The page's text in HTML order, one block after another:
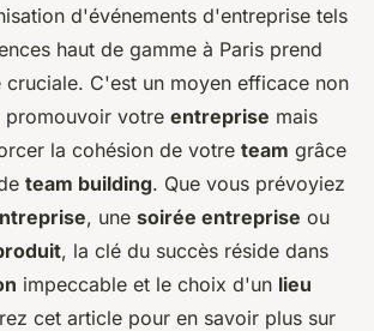
2023•2 min de lecture
d'événements d'entreprise tels
haut de gamme à Paris prend
cruciale. C'est un moyen efficace non
promouvoir votre entreprise mais
la cohésion de votre team grâce
team building. Que vous prévoyiez
, une soirée entreprise ou
, la clé du succès réside dans
impeccable et le choix d'un lieu
cet article pour en savoir plus sur